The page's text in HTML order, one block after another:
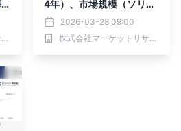
株式会社グローバルインフォメーション
4年）、市場規模（ソリュ
ーション、サービス、オン
プレミス）・分析レポート
を発表
2026-03-28 09:00
株式会社マーケットリサーチセンター